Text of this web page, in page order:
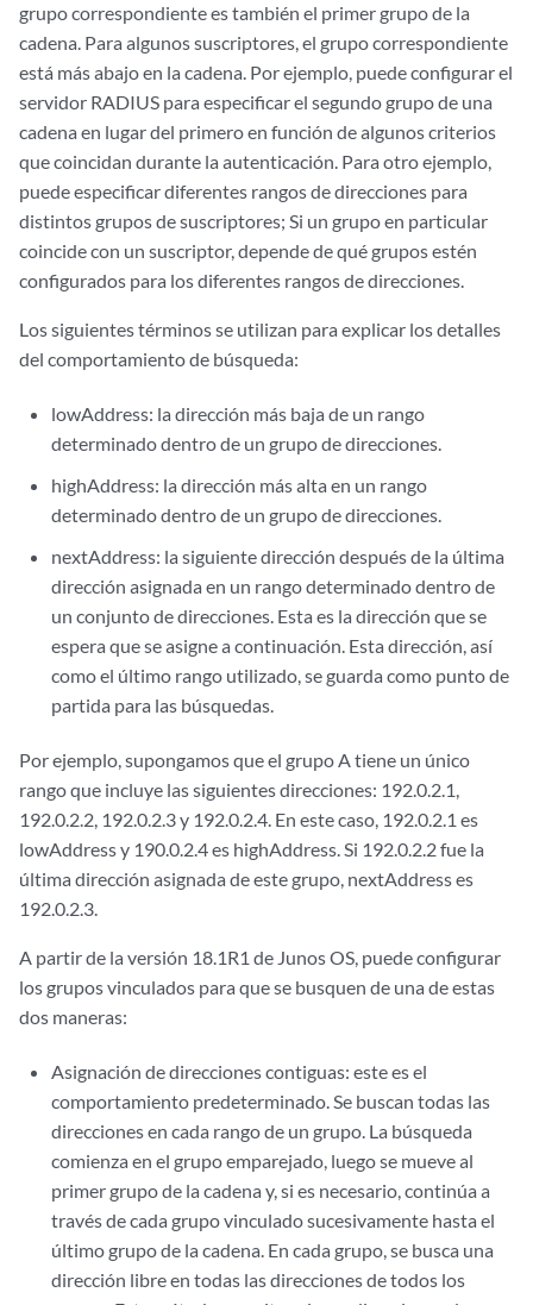
grupo correspondiente es también el primer grupo de la
cadena. Para algunos suscriptores, el grupo correspondiente
está más abajo en la cadena. Por ejemplo, puede configurar el
servidor RADIUS para especificar el segundo grupo de una
cadena en lugar del primero en función de algunos criterios
que coincidan durante la autenticación. Para otro ejemplo,
puede especificar diferentes rangos de direcciones para
distintos grupos de suscriptores; Si un grupo en particular
coincide con un suscriptor, depende de qué grupos estén
configurados para los diferentes rangos de direcciones.
Los siguientes términos se utilizan para explicar los detalles
del comportamiento de búsqueda:
lowAddress: la dirección más baja de un rango
determinado dentro de un grupo de direcciones.
highAddress: la dirección más alta en un rango
determinado dentro de un grupo de direcciones.
nextAddress: la siguiente dirección después de la última
dirección asignada en un rango determinado dentro de
un conjunto de direcciones. Esta es la dirección que se
espera que se asigne a continuación. Esta dirección, así
como el último rango utilizado, se guarda como punto de
partida para las búsquedas.
Por ejemplo, supongamos que el grupo A tiene un único
rango que incluye las siguientes direcciones: 192.0.2.1,
192.0.2.2, 192.0.2.3 y 192.0.2.4. En este caso, 192.0.2.1 es
lowAddress y 190.0.2.4 es highAddress. Si 192.0.2.2 fue la
última dirección asignada de este grupo, nextAddress es
192.0.2.3.
A partir de la versión 18.1R1 de Junos OS, puede configurar
los grupos vinculados para que se busquen de una de estas
dos maneras:
Asignación de direcciones contiguas: este es el
comportamiento predeterminado. Se buscan todas las
direcciones en cada rango de un grupo. La búsqueda
comienza en el grupo emparejado, luego se mueve al
primer grupo de la cadena y, si es necesario, continúa a
través de cada grupo vinculado sucesivamente hasta el
último grupo de la cadena. En cada grupo, se busca una
dirección libre en todas las direcciones de todos los